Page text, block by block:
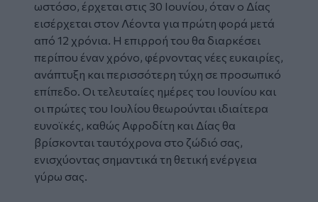
ωστόσο, έρχεται στις 30 Ιουνίου, όταν ο Δίας
εισέρχεται στον Λέοντα για πρώτη φορά μετά
από 12 χρόνια. Η επιρροή του θα διαρκέσει
περίπου έναν χρόνο, φέρνοντας νέες ευκαιρίες,
ανάπτυξη και περισσότερη τύχη σε προσωπικό
επίπεδο. Οι τελευταίες ημέρες του Ιουνίου και
οι πρώτες του Ιουλίου θεωρούνται ιδιαίτερα
ευνοϊκές, καθώς Αφροδίτη και Δίας θα
βρίσκονται ταυτόχρονα στο ζώδιό σας,
ενισχύοντας σημαντικά τη θετική ενέργεια
γύρω σας.